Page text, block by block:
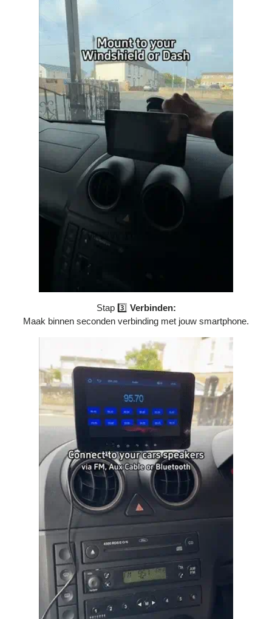
Stap 3️⃣ Verbinden:
Maak binnen seconden verbinding met jouw smartphone.